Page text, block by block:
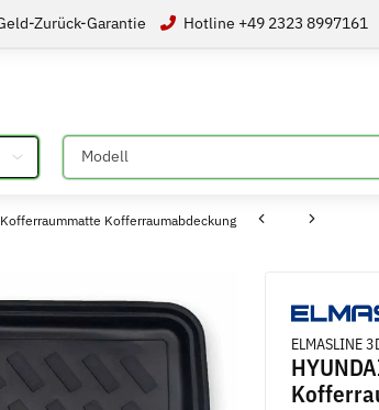
Zurück-Garantie Hotline +49 2323 8997161
Bitte auswählen
Kofferraumabdeckung
ELMASLINE